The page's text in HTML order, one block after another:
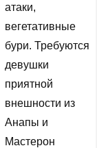
атаки,
вегетативные
бури. Требуются
девушки
приятной
внешности из
Анапы и
Мастерон